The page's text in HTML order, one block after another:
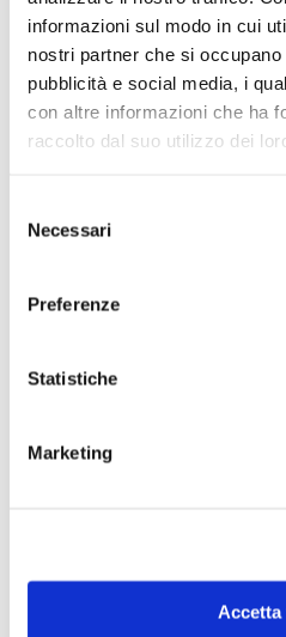
informazioni sul modo in cui
nostri partner che si
pubblicità e social media, i
con altre informazioni che ha
raccolto dal suo utilizzo dei
delNecessari
Preferenze
Statistiche
Marketing
Scopri